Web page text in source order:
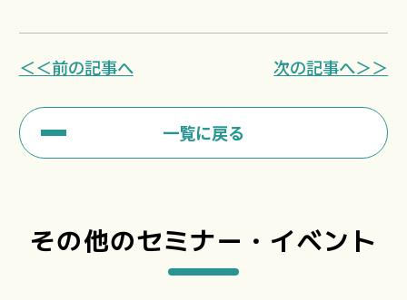
＜＜前の記事へ
一覧に戻る
次の記事へ＞＞
その他のセミナー・イベント